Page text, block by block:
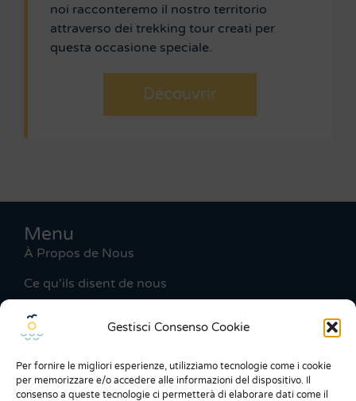
Gestisci Consenso Cookie
Per fornire le migliori esperienze, utilizziamo tecnologie come i cookie
per memorizzare e/o accedere alle informazioni del dispositivo. Il
consenso a queste tecnologie ci permetterà di elaborare dati come il
noi racconteremo il nostro territorio
attraverso dei trekking tour creati per
questa occasione speciale.
Découvrir
Menu
À Propos de Nous
Ce qu'ils disent de nous
Expo
Conditions générales
Privacy Policy